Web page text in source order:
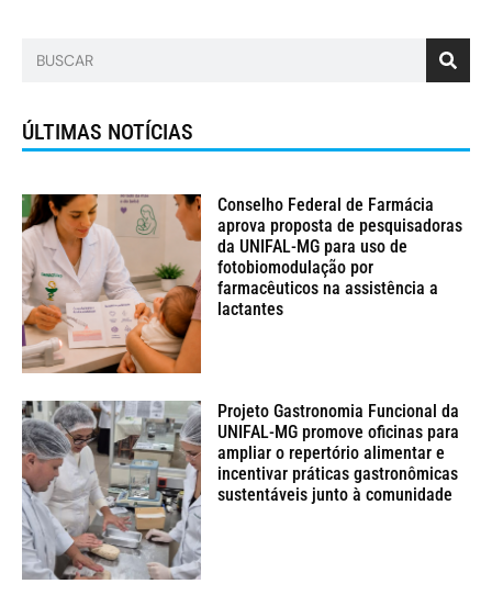
ÚLTIMAS NOTÍCIAS
Conselho Federal de Farmácia
aprova proposta de pesquisadoras
da UNIFAL-MG para uso de
fotobiomodulação por
farmacêuticos na assistência a
lactantes
Projeto Gastronomia Funcional da
UNIFAL-MG promove oficinas para
ampliar o repertório alimentar e
incentivar práticas gastronômicas
sustentáveis junto à comunidade